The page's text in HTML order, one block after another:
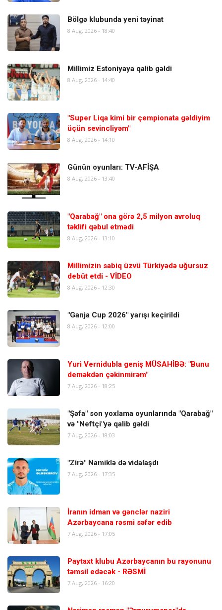
Bölgə klubunda yeni təyinat
8 Aug, 2026 - 18:40
Millimiz Estoniyaya qalib gəldi
8 Aug, 2026 - 14:40
"Super Liqa kimi bir çempionata gəldiyim
üçün sevincliyəm"
8 Aug, 2026 - 14:10
Günün oyunları: TV-AFİŞA
8 Aug, 2026 - 13:40
"Qarabağ" ona görə 2,5 milyon avroluq
təklifi qəbul etmədi
8 Aug, 2026 - 13:10
Millimizin sabiq üzvü Türkiyədə uğursuz
debüt etdi - VİDEO
8 Aug, 2026 - 12:30
"Ganja Cup 2026" yarışı keçirildi
8 Aug, 2026 - 12:00
Yuri Vernidubla geniş MÜSAHİBƏ: "Bunu
deməkdən çəkinmirəm"
7 Aug, 2026 - 18:25
"Şəfa" son yoxlama oyunlarında "Qarabağ"
və "Neftçi"yə qalib gəldi
7 Aug, 2026 - 18:03
"Zirə" Namiklə də vidalaşdı
7 Aug, 2026 - 17:35
İranın idman və gənclər naziri
Azərbaycana rəsmi səfər edib
7 Aug, 2026 - 17:05
Paytaxt klubu Azərbaycanın bu rayonunu
təmsil edəcək - RƏSMİ
7 Aug, 2026 - 16:20